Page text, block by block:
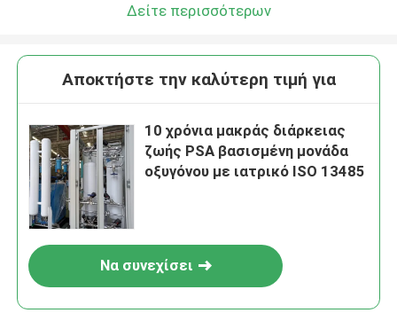
Δείτε περισσότερων
Αποκτήστε την καλύτερη τιμή για
10 χρόνια μακράς διάρκειας
ζωής PSA βασισμένη μονάδα
οξυγόνου με ιατρικό ISO 13485
Να συνεχίσει